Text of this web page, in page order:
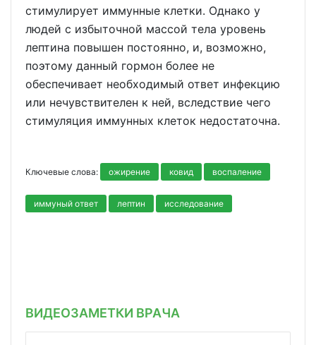
стимулирует иммунные клетки. Однако у
людей с избыточной массой тела уровень
лептина повышен постоянно, и, возможно,
поэтому данный гормон более не
обеспечивает необходимый ответ инфекцию
или нечувствителен к ней, вследствие чего
стимуляция иммунных клеток недостаточна.
Ключевые слова: ожирение ковид воспаление
иммуный ответ лептин исследование
ВИДЕОЗАМЕТКИ ВРАЧА